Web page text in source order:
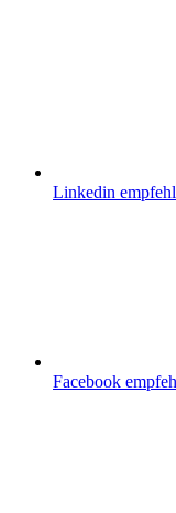
Linkedin
Facebook